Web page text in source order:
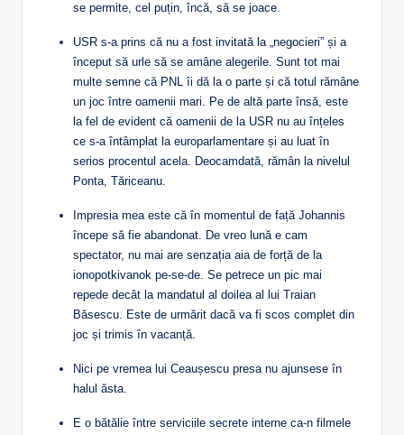
se permite, cel puțin, încă, să se joace.
USR s-a prins că nu a fost invitată la „negocieri” și a
început să urle să se amâne alegerile. Sunt tot mai
multe semne că PNL îi dă la o parte și că totul rămâne
un joc între oamenii mari. Pe de altă parte însă, este
la fel de evident că oamenii de la USR nu au înțeles
ce s-a întâmplat la europarlamentare și au luat în
serios procentul acela. Deocamdată, rămân la nivelul
Ponta, Tăriceanu.
Impresia mea este că în momentul de față Johannis
începe să fie abandonat. De vreo lună e cam
spectator, nu mai are senzația aia de forță de la
ionopotkivanok pe-se-de. Se petrece un pic mai
repede decât la mandatul al doilea al lui Traian
Băsescu. Este de urmărit dacă va fi scos complet din
joc și trimis în vacanță.
Nici pe vremea lui Ceaușescu presa nu ajunsese în
halul ăsta.
E o bătălie între serviciile secrete interne ca-n filmele